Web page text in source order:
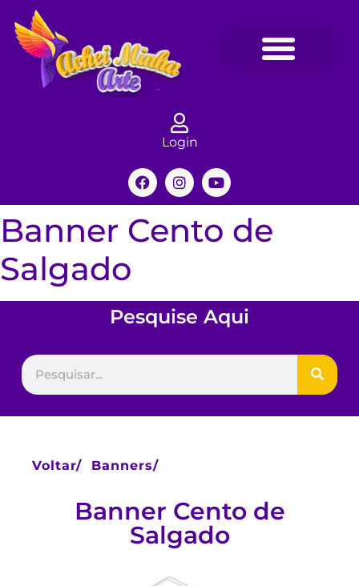
Login
Banner Cento de
Salgado
Pesquise Aqui
Voltar/ Banners/
Banner Cento de
Salgado